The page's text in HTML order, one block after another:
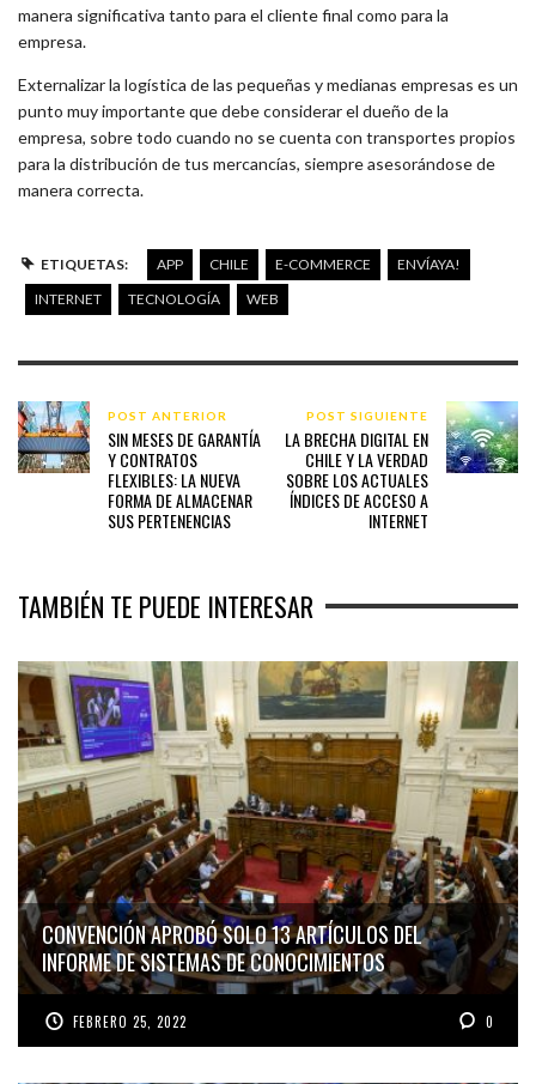
manera significativa tanto para el cliente final como para la
empresa.
Externalizar la logística de las pequeñas y medianas empresas es un
punto muy importante que debe considerar el dueño de la
empresa, sobre todo cuando no se cuenta con transportes propios
para la distribución de tus mercancías, siempre asesorándose de
manera correcta.
ETIQUETAS: APP CHILE E-COMMERCE
ENVÍAYA!
INTERNET
TECNOLOGÍA WEB
POST ANTERIOR
SIN MESES DE GARANTÍA
Y CONTRATOS
FLEXIBLES: LA NUEVA
FORMA DE ALMACENAR
SUS PERTENENCIAS
POST SIGUIENTE
LA BRECHA DIGITAL EN
CHILE Y LA VERDAD
SOBRE LOS ACTUALES
ÍNDICES DE ACCESO A
INTERNET
TAMBIÉN TE PUEDE INTERESAR
CONVENCIÓN APROBÓ SOLO 13 ARTÍCULOS DEL
INFORME DE SISTEMAS DE CONOCIMIENTOS
FEBRERO 25, 2022 0